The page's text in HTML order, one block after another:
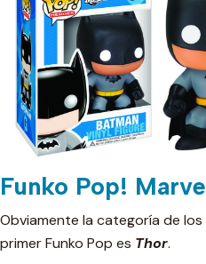
Funko Pop!
Obviamente la categoría de
primer Funko Pop es Thor.